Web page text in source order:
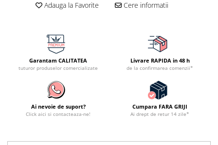
Adauga la Favorite Cere informatii
Garantam CALITATEA
tuturor produselor comercializate
Livrare RAPIDA in 48 h
de la confirmarea comenzii*
Ai nevoie de suport?
Click aici si contacteaza-ne!
Cumpara FARA GRIJI
Ai drept de retur 14 zile*